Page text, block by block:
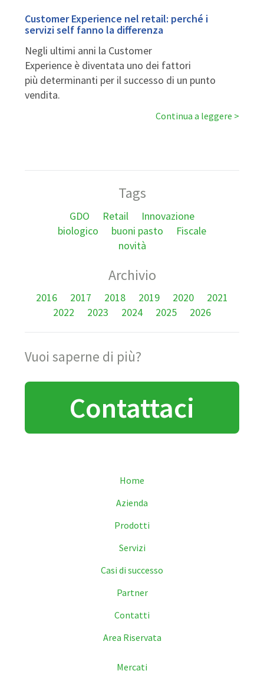
Customer Experience nel retail: perché i
servizi self fanno la differenza
Negli ultimi anni la Customer
Experience è diventata uno dei fattori
più determinanti per il successo di un punto
vendita.
Continua a leggere
Tags
GDO Retail
Innovazione
biologico
buoni pasto
Fiscale
novità
Archivio
2016 2017 2018 2019 2020
2021
2022
2023 2024 2025 2026
Vuoi saperne di più?
Contattaci
Home
Azienda
Prodotti
Servizi
Casi di successo
Partner
Contatti
Area Riservata
Mercati